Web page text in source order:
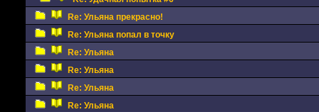
Re: Ульяна прекрасно!
Re: Ульяна попал в точку
Re: Ульяна
Re: Ульяна
Re: Ульяна
Re: Ульяна